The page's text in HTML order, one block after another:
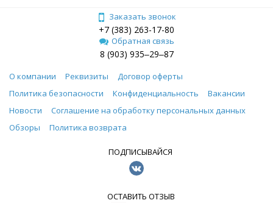
Заказать звонок
+7 (383) 263-17-80
Обратная связь
8 (903) 935‒29‒87
О компании Реквизиты
Договор оферты
Политика безопасности
Конфиденциальность
Вакансии
Новости
Соглашение на обработку персональных данных
Обзоры
Политика возврата
ПОДПИСЫВАЙСЯ
ОСТАВИТЬ ОТЗЫВ